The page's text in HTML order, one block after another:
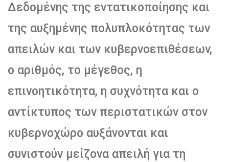
Δεδομένης της εντατικοποίησης και
της αυξημένης πολυπλοκότητας των
απειλών και των κυβερνοεπιθέσεων,
ο αριθμός, το μέγεθος, η
επινοητικότητα, η συχνότητα και ο
αντίκτυπος των περιστατικών στον
κυβερνοχώρο αυξάνονται και
συνιστούν μείζονα απειλή για τη